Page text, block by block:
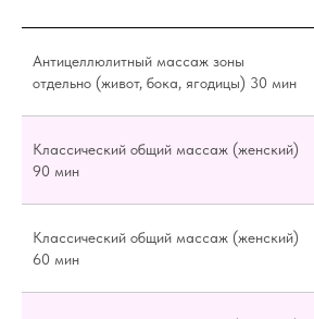
Антицеллюлитный массаж зоны
отдельно (живот, бока, ягодицы) 30 мин
Классический общий массаж (женский)
90 мин
Классический общий массаж (женский)
60 мин